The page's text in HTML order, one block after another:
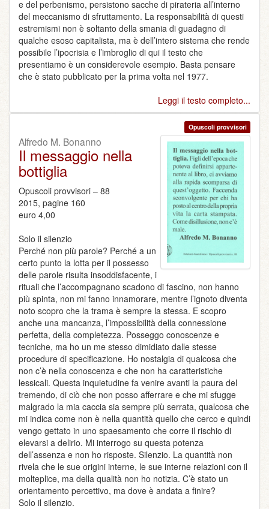
e del perbenismo, persistono sacche di pirateria all’interno
del meccanismo di sfruttamento. La responsabilità di questi
estremismi non è soltanto della smania di guadagno di
qualche esoso capitalista, ma è dell’intero sistema che rende
possibile l’ipocrisia e l’imbroglio di qui il testo che
presentiamo è un considerevole esempio. Basta pensare
che è stato pubblicato per la prima volta nel 1977.
Leggi il testo completo...
Opuscoli provvisori
Alfredo M. Bonanno
Il messaggio nella
bottiglia
Opuscoli provvisori – 88
2015, pagine 160
euro 4,00
Solo il silenzio
Perché non più parole? Perché a un
certo punto la lotta per il possesso
delle parole risulta insoddisfacente, i
rituali che l’accompagnano scadono di fascino, non hanno
più spinta, non mi fanno innamorare, mentre l’ignoto diventa
noto scopro che la trama è sempre la stessa. E scopro
anche una mancanza, l’impossibilità della connessione
perfetta, della completezza. Posseggo conoscenze e
tecniche, ma ho un me stesso dimidiato dalle stesse
procedure di specificazione. Ho nostalgia di qualcosa che
non c’è nella conoscenza e che non ha caratteristiche
lessicali. Questa inquietudine fa venire avanti la paura del
tremendo, di ciò che non posso afferrare e che mi sfugge
malgrado la mia caccia sia sempre più serrata, qualcosa che
mi indica come non è nella quantità quello che cerco e quindi
vengo gettato in uno spaesamento che corre il rischio di
elevarsi a delirio. Mi interrogo su questa potenza
dell’assenza e non ho risposte. Silenzio. La quantità non
rivela che le sue origini interne, le sue interne relazioni con il
molteplice, ma della qualità non ho notizia. C’è stato un
orientamento percettivo, ma dove è andata a finire?
Solo il silenzio.